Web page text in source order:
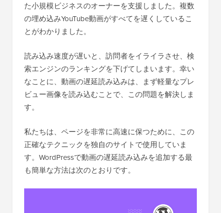
た小規模ビジネスのオーナーを支援しました。複数
の埋め込みYouTube動画がすべてを遅くしているこ
とがわかりました。
読み込み速度が遅いと、訪問者をイライラさせ、検
索エンジンのランキングを下げてしまいます。幸い
なことに、動画の遅延読み込みは、まず軽量なプレ
ビュー画像を読み込むことで、この問題を解決しま
す。
私たちは、ページを非常に高速に保つために、この
正確なテクニックを独自のサイトで使用していま
す。WordPressで動画の遅延読み込みを追加する最
も簡単な方法は次のとおりです。